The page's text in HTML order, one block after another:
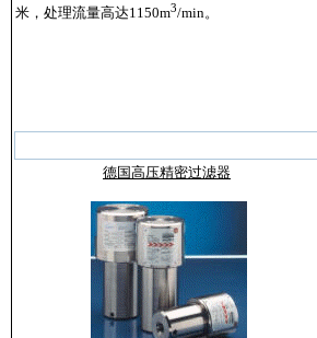
米，处理流量高达1150m3/min。
德国高压精密过滤器